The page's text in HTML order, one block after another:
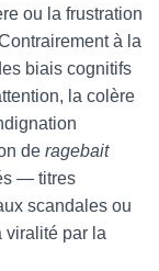
ou la frustration
à la
biais cognitifs
la colère
de ragebait
— titres
scandales ou
par la